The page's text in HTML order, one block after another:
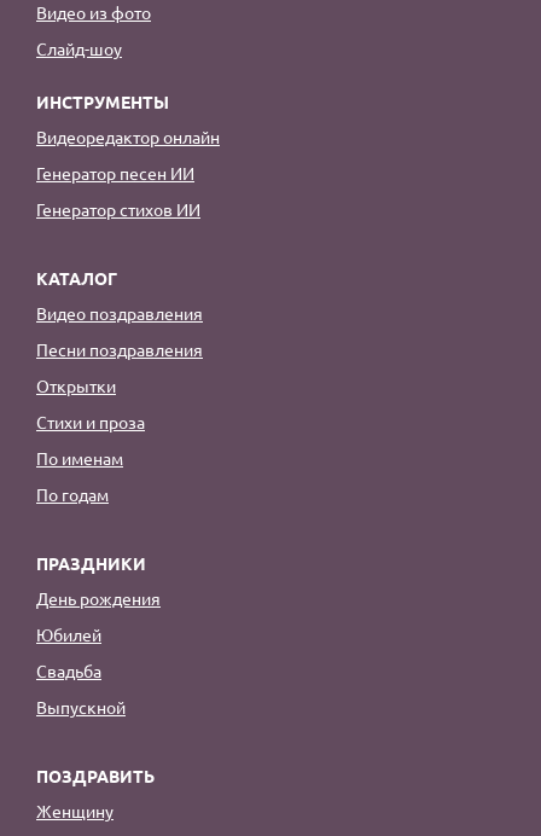
Видео из фото
Слайд-шоу
ИНСТРУМЕНТЫ
Видеоредактор онлайн
Генератор песен ИИ
Генератор стихов ИИ
КАТАЛОГ
Видео поздравления
Песни поздравления
Открытки
Стихи и проза
По именам
По годам
ПРАЗДНИКИ
День рождения
Юбилей
Свадьба
Выпускной
ПОЗДРАВИТЬ
Женщину